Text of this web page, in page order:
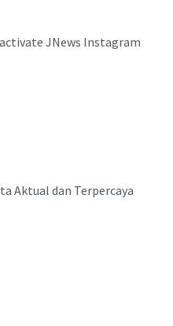
JNews Instagram
Aktual dan Terpercaya